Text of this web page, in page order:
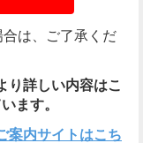
は、ご了承くだ
り詳しい内容はこ
ます。
案内サイトはこち